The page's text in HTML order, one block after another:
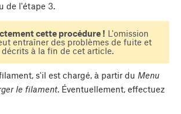
de l'étape 3.
cette procédure ! L'omission
entraîner des problèmes de fuite et
à la fin de cet article.
s'il est chargé, à partir du Menu
le filament. Éventuellement, effectuez